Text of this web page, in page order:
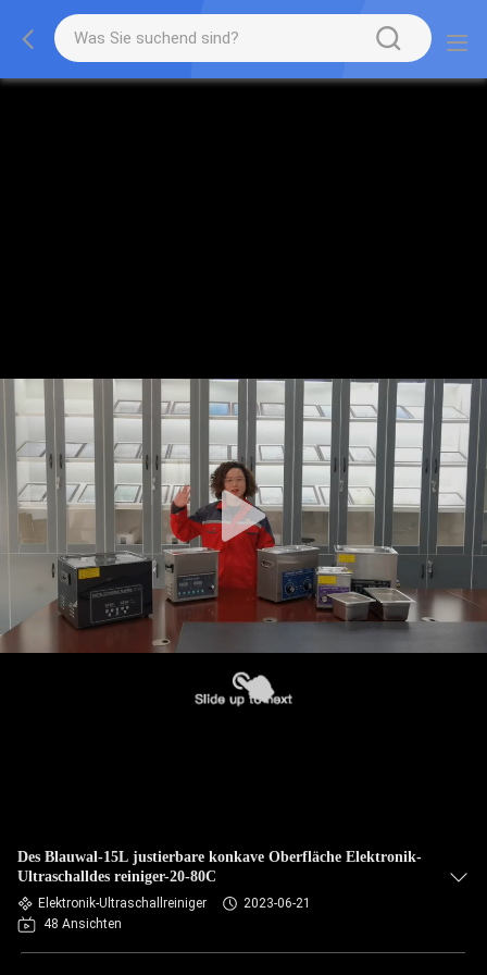
Des Blauwal-15L justierbare konkave Oberfläche Elektronik-
Ultraschalldes reiniger-20-80C
Elektronik-Ultraschallreiniger
2023-06-21
48 Ansichten